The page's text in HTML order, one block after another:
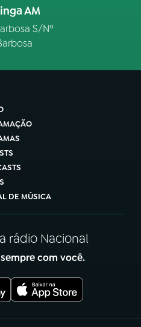
AM
S/Nº
DE MÚSICA
rádio Nacional
com você.